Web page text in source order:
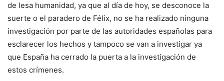
de lesa humanidad, ya que al día de hoy, se desconoce la
suerte o el paradero de Félix, no se ha realizado ninguna
investigación por parte de las autoridades españolas para
esclarecer los hechos y tampoco se van a investigar ya
que España ha cerrado la puerta a la investigación de
estos crímenes.